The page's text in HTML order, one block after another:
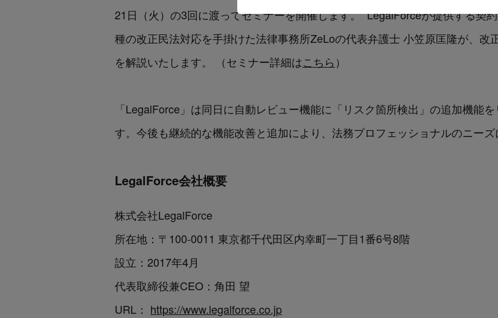
21日（火）の3回に渡ってセミナーを開催します。 LegalForceが提供する契
種の改正民法対応を手掛けた法律事務所ZeLoの代表弁護士 小笠原匡隆が、改
を解説いたします。
（セミナー詳細はこちら ）
「LegalForce」は同日に自動レビュー機能に 「リスク箇所検出」 の追加機能
す。 今後も継続的な機能改善と追加により、法務プロフェッショナルのニーズ
LegalForce会社概要
株式会社LegalForce
所在地：〒100-0011 東京都千代田区内幸町一丁目1番6号8階
設立：2017年4月
代表取締役兼CEO：角田 望
URL： https://www.legalforce.co.jp